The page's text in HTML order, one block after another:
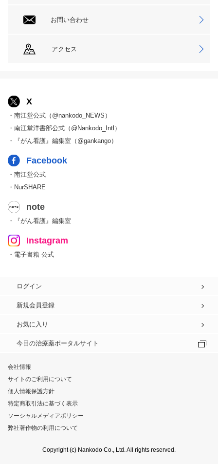
お問い合わせ
アクセス
X
・南江堂公式（@nankodo_NEWS）
・南江堂洋書部公式（@Nankodo_Intl）
・『がん看護』編集室（@gankango）
Facebook
・南江堂公式
・NurSHARE
note
・『がん看護』編集室
Instagram
・電子書籍 公式
ログイン
新規会員登録
お気に入り
今日の治療薬ポータルサイト
会社情報
サイトのご利用について
個人情報保護方針
特定商取引法に基づく表示
ソーシャルメディアポリシー
弊社著作物の利用について
Copyright (c) Nankodo Co., Ltd. All rights reserved.